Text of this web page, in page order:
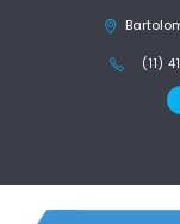
(11)